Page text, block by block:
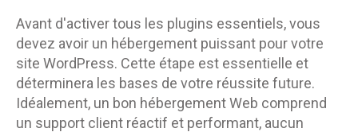
Avant d'activer tous les plugins essentiels, vous
devez avoir un hébergement puissant pour votre
site WordPress. Cette étape est essentielle et
déterminera les bases de votre réussite future.
Idéalement, un bon hébergement Web comprend
un support client réactif et performant, aucun